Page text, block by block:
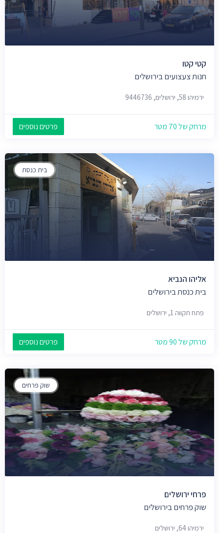
קטי קטו
חנות צעצועים בירושלים
ירמיהו 58, ירושלים, 9446736
מרחק של 70 מטר פרטים נוספים
בית כנסת
אליהו הנביא
בית כנסת בירושלים
פתח תקווה 1, ירושלים
מרחק של 90 מטר פרטים נוספים
שוק פרחים
פרחי ירושלים
שוק פרחים בירושלים
ירמיהו 64, ירושלים